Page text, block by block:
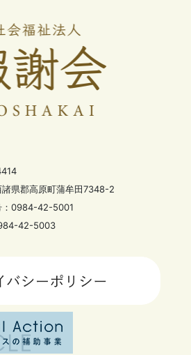
諸県郡高原町蒲牟田7348-2
：0984-42-5001
42-5003